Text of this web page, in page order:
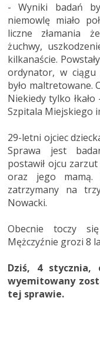
- Wyniki badań
niemowlę miało
liczne złamania
żuchwy,
kilkanaście.
ordynator, w ciągu
było maltretowane.
Niekiedy tylko
Szpitala Miejskiego
29-letni ojciec
Sprawa jest
postawił ojcu
oraz jego mamą.
zatrzymany na
Nowacki.
Obecnie toczy
Mężczyźnie grozi 8
Dziś, 4 stycznia,
wyemitowany
tej sprawie.